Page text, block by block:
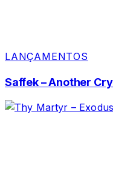
LANÇAMENTOS
Saffek – Another